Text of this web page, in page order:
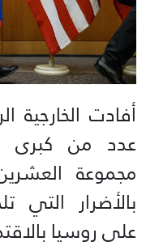
أفادت
عدد من كبرى
مجموعة
بالأضرار التي
على روسيا